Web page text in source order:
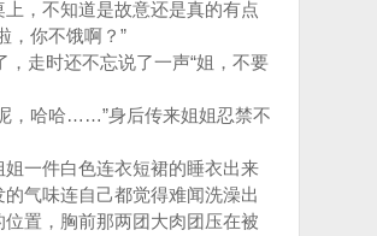
，不知道是故意还是真的有点
，你不饿啊？”
走时还不忘说了一声“姐，不要
，哈哈……”身后传来姐姐忍禁不
一件白色连衣短裙的睡衣出来
气味连自己都觉得难闻洗澡出
置，胸前那两团大肉团压在被